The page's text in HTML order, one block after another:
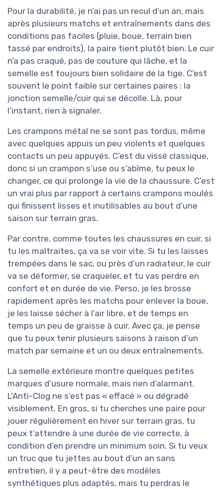
Pour la durabilité, je n’ai pas un recul d’un an, mais
après plusieurs matchs et entraînements dans des
conditions pas faciles (pluie, boue, terrain bien
tassé par endroits), la paire tient plutôt bien. Le cuir
n’a pas craqué, pas de couture qui lâche, et la
semelle est toujours bien solidaire de la tige. C’est
souvent le point faible sur certaines paires : la
jonction semelle/cuir qui se décolle. Là, pour
l’instant, rien à signaler.
Les crampons métal ne se sont pas tordus, même
avec quelques appuis un peu violents et quelques
contacts un peu appuyés. C’est du vissé classique,
donc si un crampon s’use ou s’abîme, tu peux le
changer, ce qui prolonge la vie de la chaussure. C’est
un vrai plus par rapport à certains crampons moulés
qui finissent lisses et inutilisables au bout d’une
saison sur terrain gras.
Par contre, comme toutes les chaussures en cuir, si
tu les maltraites, ça va se voir vite. Si tu les laisses
trempées dans le sac, ou près d’un radiateur, le cuir
va se déformer, se craqueler, et tu vas perdre en
confort et en durée de vie. Perso, je les brosse
rapidement après les matchs pour enlever la boue,
je les laisse sécher à l’air libre, et de temps en
temps un peu de graisse à cuir. Avec ça, je pense
que tu peux tenir plusieurs saisons à raison d’un
match par semaine et un ou deux entraînements.
La semelle extérieure montre quelques petites
marques d’usure normale, mais rien d’alarmant.
L’Anti-Clog ne s’est pas « effacé » ou dégradé
visiblement. En gros, si tu cherches une paire pour
jouer régulièrement en hiver sur terrain gras, tu
peux t’attendre à une durée de vie correcte, à
condition d’en prendre un minimum soin. Si tu veux
un truc que tu jettes au bout d’un an sans
entretien, il y a peut-être des modèles
synthétiques plus adaptés, mais tu perdras le